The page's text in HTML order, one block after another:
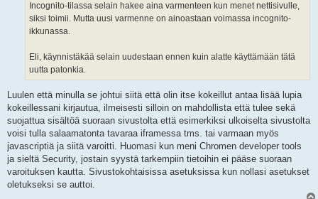
Incognito-tilassa selain hakee aina varmenteen kun menet nettisivulle,
siksi toimii. Mutta uusi varmenne on ainoastaan voimassa incognito-
ikkunassa.
Eli, käynnistäkää selain uudestaan ennen kuin alatte käyttämään tätä
uutta patonkia.
Luulen että minulla se johtui siitä että olin itse kokeillut antaa lisää lupia
kokeillessani kirjautua, ilmeisesti silloin on mahdollista että tulee sekä
suojattua sisältöä suoraan sivustolta että esimerkiksi ulkoiselta sivustolta
voisi tulla salaamatonta tavaraa iframessa tms. tai varmaan myös
javascriptiä ja siitä varoitti. Huomasi kun meni Chromen developer tools
ja sieltä Security, jostain syystä tarkempiin tietoihin ei pääse suoraan
varoituksen kautta. Sivustokohtaisissa asetuksissa kun nollasi asetukset
oletukseksi se auttoi.